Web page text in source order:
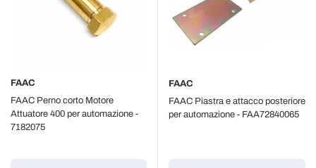
FAAC
FAAC Perno corto Motore
Attuatore 400 per automazione -
7182075
FAAC
FAAC Piastra e attacco posteriore
per automazione - FAA72840065